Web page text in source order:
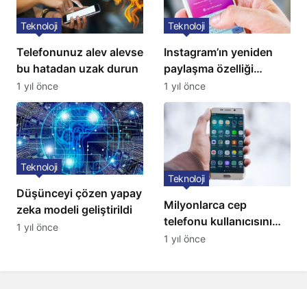
Telefonunuz alev alevse
bu hatadan uzak durun
Teknoloji
1 yıl önce
Instagram’ın yeniden
paylaşma özelliği
kullanıma açıldı
Teknoloji
1 yıl önce
Düşünceyi çözen yapay
zeka modeli geliştirildi
Teknoloji
1 yıl önce
Milyonlarca cep
telefonu kullanıcısını
ilgilendiren karar: 31
Teknoloji
1 yıl önce